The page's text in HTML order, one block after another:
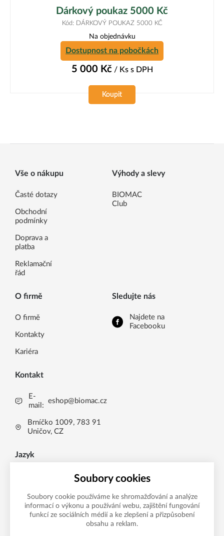
Dárkový poukaz 5000 Kč
Kód: DÁRKOVÝ POUKAZ 5000 KČ
Na objednávku
Dostupnost na pobočkách
5 000 Kč/ Ks s DPH
Koupit
Vše o nákupu
Časté dotazy
Obchodní
podmínky
Doprava a
platba
Reklamační
řád
Výhody a slevy
BIOMAC
Club
O firmě
O firmě
Kontakty
Kariéra
Sledujte nás
Najdete na
Facebooku
Kontakt
E-
mail:
eshop@biomac.cz
Brníčko 1009, 783 91
Uničov, CZ
Jazyk
CS
Možnosti platby
Soubory cookies
Soubory cookie používáme ke shromažďování a analýze
informací o výkonu a používání webu, zajištění fungování
funkcí ze sociálních médií a ke zlepšení a přizpůsobení
obsahu a reklam.